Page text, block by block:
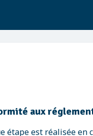
aux
étape est réalisée en